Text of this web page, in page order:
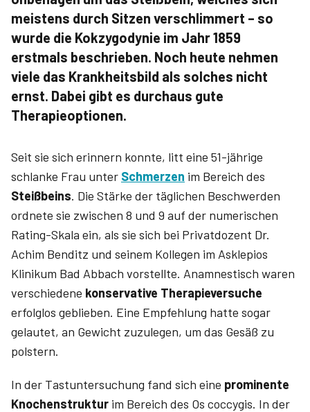
meistens durch Sitzen verschlimmert – so
wurde die Kokzygodynie im Jahr 1859
erstmals beschrieben. Noch heute nehmen
viele das Krankheitsbild als solches nicht
ernst. Dabei gibt es durchaus gute
Therapieoptionen.
Seit sie sich erinnern konnte, litt eine 51-jährige
schlanke Frau unter Schmerzen im Bereich des
Steißbeins. Die Stärke der täglichen Beschwerden
ordnete sie zwischen 8 und 9 auf der numerischen
Rating-Skala ein, als sie sich bei Privatdozent Dr.
Achim Benditz und seinem Kollegen im Asklepios
Klinikum Bad Abbach vorstellte. Anamnestisch waren
verschiedene konservative Therapieversuche
erfolglos geblieben. Eine Empfehlung hatte sogar
gelautet, an Gewicht zuzulegen, um das Gesäß zu
polstern.
In der Tastuntersuchung fand sich eine prominente
Knochenstruktur im Bereich des Os coccygis. In der